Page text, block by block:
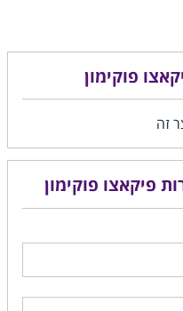
פוקימון
זה
פיקאצו פוקימון